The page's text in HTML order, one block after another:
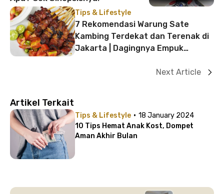
Tips & Lifestyle
7 Rekomendasi Warung Sate
Kambing Terdekat dan Terenak di
Jakarta | Dagingnya Empuk
Next Article
Artikel Terkait
Tips & Lifestyle · 18 January 2024
10 Tips Hemat Anak Kost, Dompet
Aman Akhir Bulan